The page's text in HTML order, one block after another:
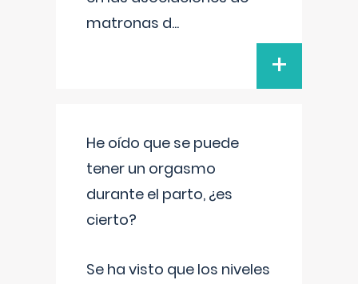
matronas d...
+
He oído que se puede
tener un orgasmo
durante el parto, ¿es
cierto?
Se ha visto que los niveles